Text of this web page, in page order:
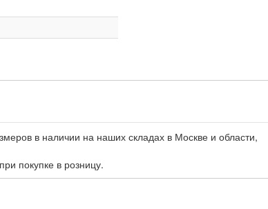
в наличии на наших складах в Москве и области,
покупке в розницу.